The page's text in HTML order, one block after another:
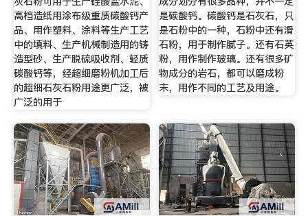
高档造纸用涂布级重质碳酸钙产
品、用作塑料、涂料等生产工艺
中的填料、生产机械制造用的铸
造型砂、生产脱硫吸收剂、轻质
碳酸钙等，经超细磨粉机加工后
的超细石灰石粉用途更广泛，被
广泛的用于
是碳酸钙。碳酸钙是石灰石，只
是石粉中的一种，石粉中还有滑
石粉，用于制作腻子。还有石英
粉，用作制作玻璃。还有很多矿
物成分的岩石，都可以磨成粉
末，用作不同的工艺及用途。